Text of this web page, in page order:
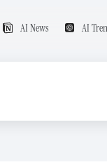
AI News AI